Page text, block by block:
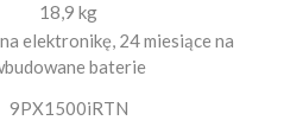
18,9 kg
elektronikę, 24 miesiące na
baterie
9PX1500iRTN